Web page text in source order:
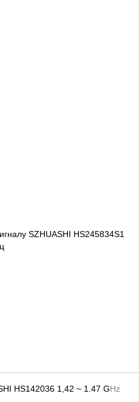
SZHUASHI HS245834S1